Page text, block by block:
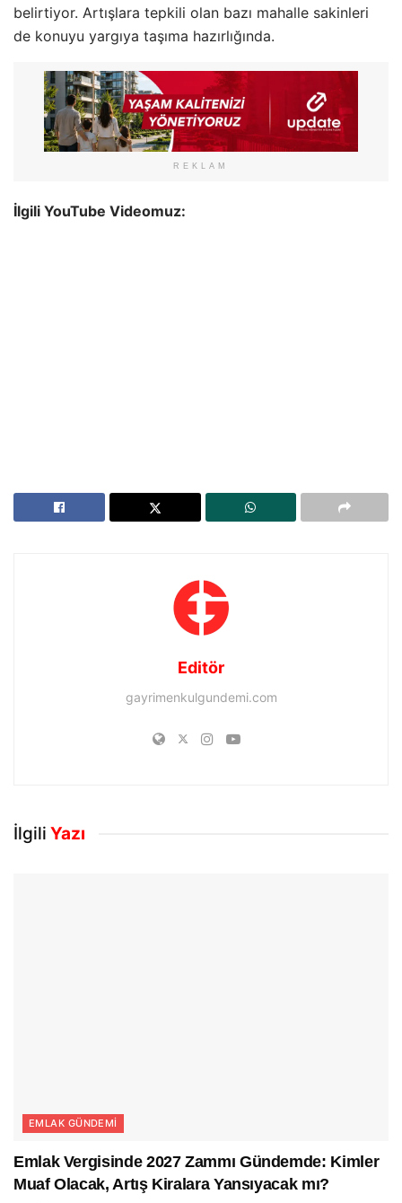
belirtiyor. Artışlara tepkili olan bazı mahalle sakinleri
de konuyu yargıya taşıma hazırlığında.
REKLAM
İlgili YouTube Videomuz:
Editör
gayrimenkulgundemi.com
İlgili Yazı
EMLAK GÜNDEMI
Emlak Vergisinde 2027 Zammı Gündemde: Kimler
Muaf Olacak, Artış Kiralara Yansıyacak mı?